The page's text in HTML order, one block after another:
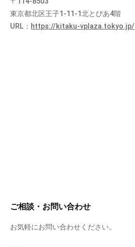
東京都北区王子1-11-1北とぴあ4階
URL： https://kitaku-vplaza.tokyo.jp/
ご相談・お問い合わせ
お気軽にお問い合わせください。